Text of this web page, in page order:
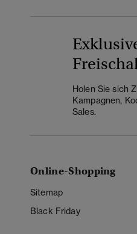
Holen Sie sich
Kampagnen,
Sales.
Online-Shopping
Sitemap
Black Friday